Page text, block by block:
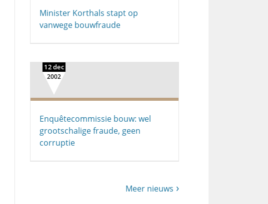
Minister Korthals stapt op
vanwege bouwfraude
12 dec
2002
Enquêtecommissie bouw: wel
grootschalige fraude, geen
corruptie
Meer nieuws